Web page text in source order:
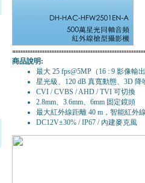
商品說明:
最大 25 fps@5MP（16 : 9 影像輸
星光級、120 dB 真寬動態、3D 降
CVI / CVBS / AHD / TVI 可切換
2.8mm、3.6mm、6mm 固定鏡頭
最大紅外線距離 40 m，智能紅外
DC12V±30% / IP67 / 內建麥克風